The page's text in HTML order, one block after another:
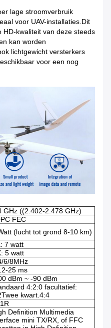
lage stroomverbruik
voor UAV-installaties.Dit
kwaliteit van deze steeds
kan worden
lichtgewicht versterkers
voor een nog
GHz ((2.402-2.478 GHz)
FEC
(lucht tot grond 8-10 km)
7 watt
5 watt
6/8MHz
25 ms
dBm ~ -90 dBm
4:2:0 facultatief:
kwart.4:4
Definition Multimedia
mini TX/RX, of FFC